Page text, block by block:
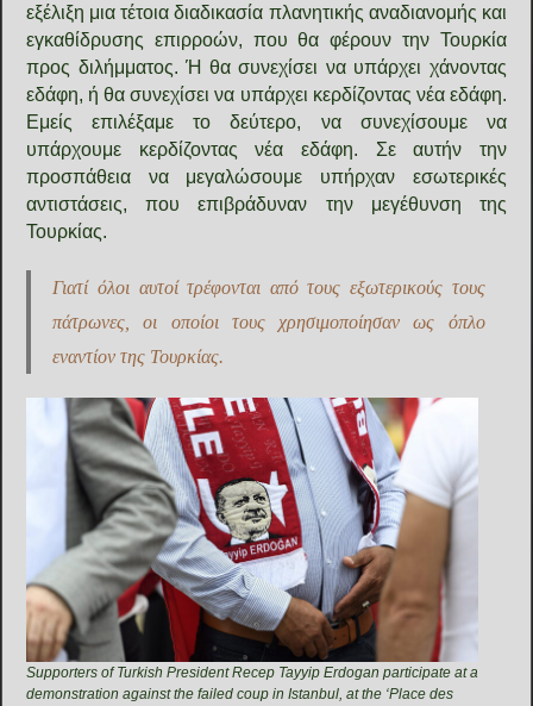
εξέλιξη μια τέτοια διαδικασία πλανητικής αναδιανομής και
εγκαθίδρυσης επιρροών, που θα φέρουν την Τουρκία
προς διλήμματος. Ή θα συνεχίσει να υπάρχει χάνοντας
εδάφη, ή θα συνεχίσει να υπάρχει κερδίζοντας νέα εδάφη.
Εμείς επιλέξαμε το δεύτερο, να συνεχίσουμε να
υπάρχουμε κερδίζοντας νέα εδάφη. Σε αυτήν την
προσπάθεια να μεγαλώσουμε υπήρχαν εσωτερικές
αντιστάσεις, που επιβράδυναν την μεγέθυνση της
Τουρκίας.
Γιατί όλοι αυτοί τρέφονται από τους εξωτερικούς τους
πάτρωνες, οι οποίοι τους χρησιμοποίησαν ως όπλο
εναντίον της Τουρκίας.
Supporters of Turkish President Recep Tayyip Erdogan participate at a
demonstration against the failed coup in Istanbul, at the ‘Place des